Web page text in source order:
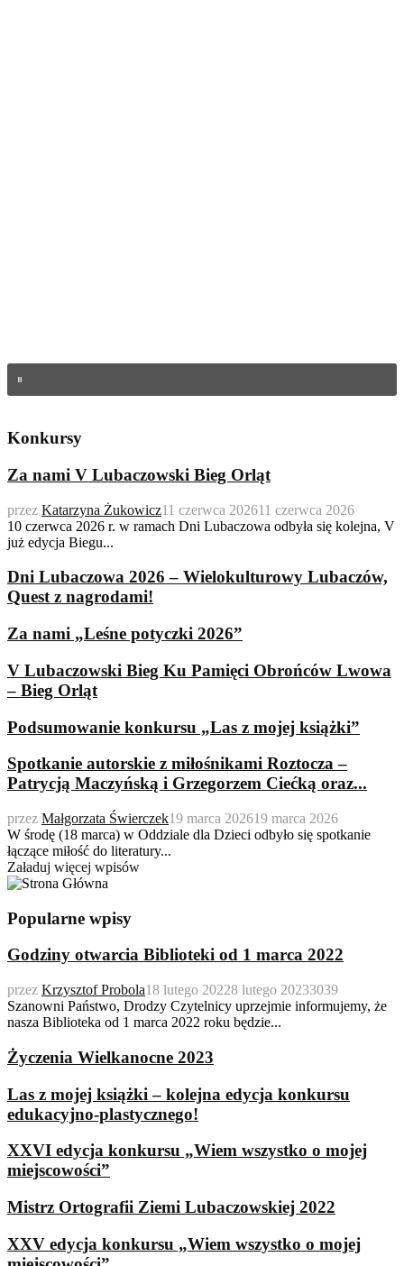
Konkursy
Za nami V Lubaczowski Bieg Orląt
przez Katarzyna Żukowicz11 czerwca 202611 czerwca 2026
10 czerwca 2026 r. w ramach Dni Lubaczowa odbyła się kolejna, V
już edycja Biegu...
Dni Lubaczowa 2026 – Wielokulturowy Lubaczów,
Quest z nagrodami!
Za nami „Leśne potyczki 2026”
V Lubaczowski Bieg Ku Pamięci Obrońców Lwowa
– Bieg Orląt
Podsumowanie konkursu „Las z mojej książki”
Spotkanie autorskie z miłośnikami Roztocza –
Patrycją Maczyńską i Grzegorzem Ciećką oraz...
przez Małgorzata Świerczek19 marca 202619 marca 2026
W środę (18 marca) w Oddziale dla Dzieci odbyło się spotkanie
łączące miłość do literatury...
Załaduj więcej wpisów
Popularne wpisy
Godziny otwarcia Biblioteki od 1 marca 2022
przez Krzysztof Probola18 lutego 20228 lutego 20233039
Szanowni Państwo, Drodzy Czytelnicy uprzejmie informujemy, że
nasza Biblioteka od 1 marca 2022 roku będzie...
Życzenia Wielkanocne 2023
Las z mojej książki – kolejna edycja konkursu
edukacyjno-plastycznego!
XXVI edycja konkursu „Wiem wszystko o mojej
miejscowości”
Mistrz Ortografii Ziemi Lubaczowskiej 2022
XXV edycja konkursu „Wiem wszystko o mojej